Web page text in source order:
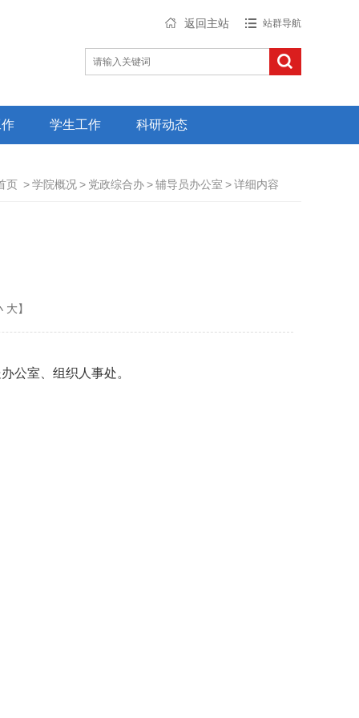
返回主站 站群导航
学生工作 科研动态
页 >学院概况> 党政综合办>辅导员办公室 >详细内容
大】
公室、组织人事处。